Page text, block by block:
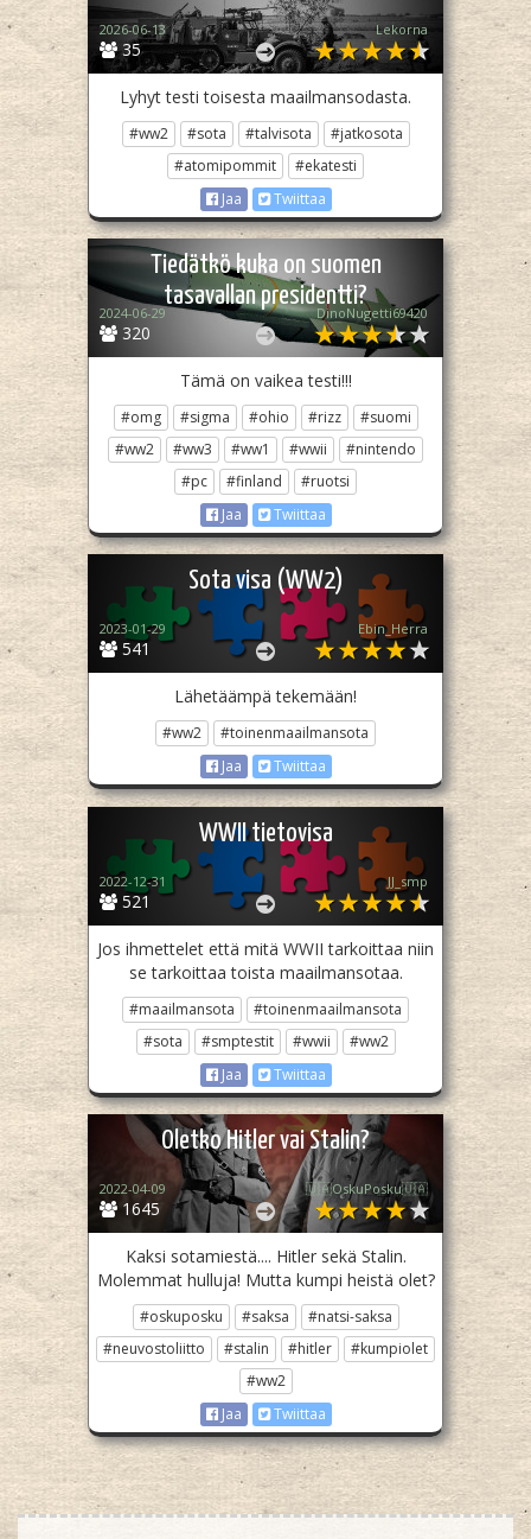
35
2026-06-13 Lekorna
Lyhyt testi toisesta maailmansodasta.
#ww2 #sota #talvisota
#jatkosota
#atomipommit
#ekatesti
Jaa
Twiittaa
Tiedätkö kuka on suomen
tasavallan presidentti?
320
2024-06-29 DinoNugetti69420
Tämä on vaikea testi!!!
#omg #sigma #ohio #rizz
#suomi
#ww2
#ww3 #ww1 #wwii
#nintendo
#pc
#finland
#ruotsi
Jaa
Twiittaa
Sota visa (WW2)
541
2023-01-29 Ebin_Herra
Lähetäämpä tekemään!
#ww2
#toinenmaailmansota
Jaa
Twiittaa
WWII tietovisa
521
2022-12-31 JJ_smp
Jos ihmettelet että mitä WWII tarkoittaa niin
se tarkoittaa toista maailmansotaa.
#maailmansota
#toinenmaailmansota
#sota
#smptestit #wwii
#ww2
Jaa
Twiittaa
Oletko Hitler vai Stalin?
1645
2022-04-09 🇺🇦OskuPosku🇺🇦
Kaksi sotamiestä.... Hitler sekä Stalin.
Molemmat hulluja! Mutta kumpi heistä olet?
#oskuposku #saksa
#natsi-saksa
#neuvostoliitto
#stalin #hitler
#kumpiolet
#ww2
Jaa
Twiittaa